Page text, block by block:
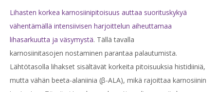
Lihasten korkea karnosiinipitoisuus auttaa suorituskykyä
vähentämällä intensiivisen harjoittelun aiheuttamaa
lihasarkuutta ja väsymystä. Tällä tavalla
karnosiinitasojen nostaminen parantaa palautumista.
Lähtötasolla lihakset sisältävät korkeita pitoisuuksia histidiiniä,
mutta vähän beeta-alaniinia (β-ALA), mikä rajoittaa karnosiinin